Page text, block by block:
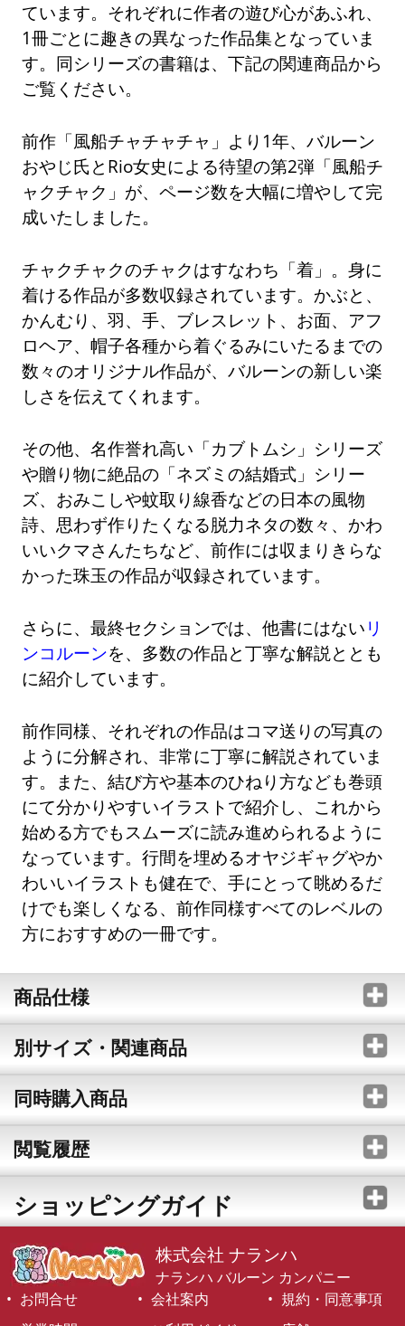
ています。それぞれに作者の遊び心があふれ、
1冊ごとに趣きの異なった作品集となっていま
す。同シリーズの書籍は、下記の関連商品から
ご覧ください。
前作「風船チャチャチャ」より1年、バルーン
おやじ氏とRio女史による待望の第2弾「風船チ
ャクチャク」が、ページ数を大幅に増やして完
成いたしました。
チャクチャクのチャクはすなわち「着」。身に
着ける作品が多数収録されています。かぶと、
かんむり、羽、手、ブレスレット、お面、アフ
ロヘア、帽子各種から着ぐるみにいたるまでの
数々のオリジナル作品が、バルーンの新しい楽
しさを伝えてくれます。
その他、名作誉れ高い「カブトムシ」シリーズ
や贈り物に絶品の「ネズミの結婚式」シリー
ズ、おみこしや蚊取り線香などの日本の風物
詩、思わず作りたくなる脱力ネタの数々、かわ
いいクマさんたちなど、前作には収まりきらな
かった珠玉の作品が収録されています。
さらに、最終セクションでは、他書にはない リ
ンコルーンを、多数の作品と丁寧な解説ととも
に紹介しています。
前作同様、それぞれの作品はコマ送りの写真の
ように分解され、非常に丁寧に解説されていま
す。また、結び方や基本のひねり方なども巻頭
にて分かりやすいイラストで紹介し、これから
始める方でもスムーズに読み進められるように
なっています。行間を埋めるオヤジギャグやか
わいいイラストも健在で、手にとって眺めるだ
けでも楽しくなる、前作同様すべてのレベルの
方におすすめの一冊です。
商品仕様
別サイズ・関連商品
同時購入商品
閲覧履歴
ショッピングガイド
株式会社 ナランハ
ナランハ バルーン カンパニー
お問合せ
会社案内
規約・同意事項